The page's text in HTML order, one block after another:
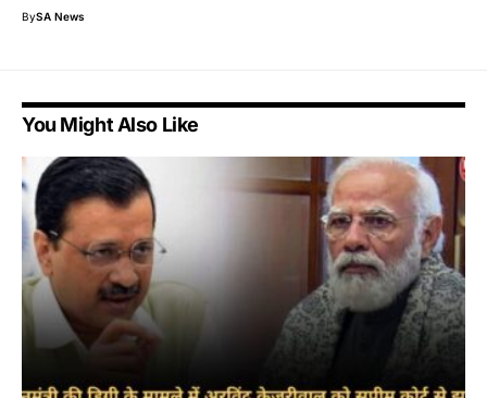
BySA News
You Might Also Like